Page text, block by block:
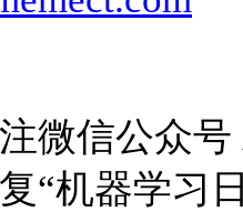
微信公众
“机器学习